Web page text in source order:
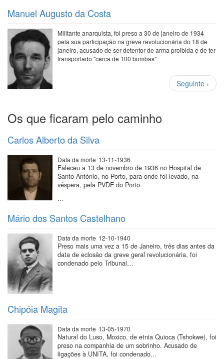
Manuel Augusto da Costa
Militante anarquista, foi preso a 30 de janeiro de 1934
pela sua participação na greve revolucionária do 18 de
janeiro, acusado de ser detentor de arma proibida e de ter
transportado "cerca de 100 bombas"
Paginação
Próxima
página
Seguinte ›
Os que ficaram pelo caminho
Carlos Alberto da Silva
Data da morte 13-11-1936
Faleceu a 13 de novembro de 1936 no Hospital de
Santo António, no Porto, para onde foi levado, na
véspera, pela PVDE do Porto.
…
Mário dos Santos Castelhano
Data da morte 12-10-1940
Preso mais uma vez a 15 de Janeiro, três dias antes da
data de eclosão da greve geral revolucionária, foi
condenado pelo Tribunal…
Chipóia Magita
Data da morte 13-05-1970
Natural do Luso, Moxico, de etnia Quioca (Tshokwe), foi
preso na companhia de um sobrinho. Acusado de
ligações à UNITA, foi condenado…